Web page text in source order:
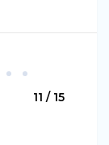
11 / 15